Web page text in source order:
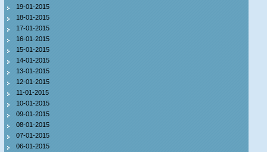
19-01-2015
18-01-2015
17-01-2015
16-01-2015
15-01-2015
14-01-2015
13-01-2015
12-01-2015
11-01-2015
10-01-2015
09-01-2015
08-01-2015
07-01-2015
06-01-2015